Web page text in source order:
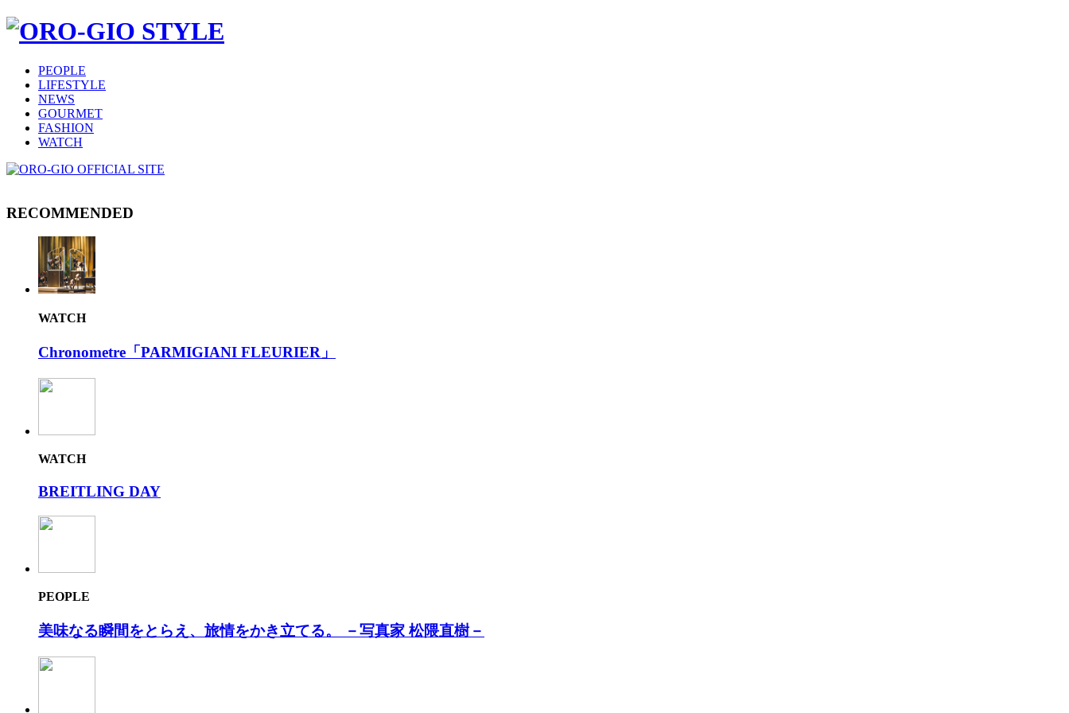
PEOPLE
LIFESTYLE
NEWS
GOURMET
FASHION
WATCH
RECOMMENDED
WATCH
Chronometre「PARMIGIANI FLEURIER」
WATCH
BREITLING DAY
PEOPLE
美味なる瞬間をとらえ、旅情をかき⽴てる。 －写真家 松隈直樹－